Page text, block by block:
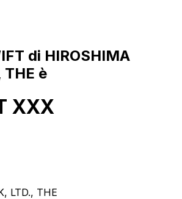
di HIROSHIMA
THE è
XXX
LTD., THE